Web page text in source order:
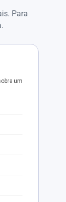
Para
um